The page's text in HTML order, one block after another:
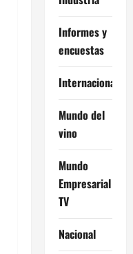
Informes y
encuestas
Internacional
Mundo del
vino
Mundo
Empresarial
TV
Nacional